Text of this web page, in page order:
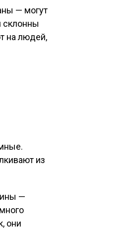
— могут
склонны
на людей,
из
—
они